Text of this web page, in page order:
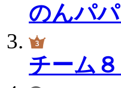
のんパパ
チーム